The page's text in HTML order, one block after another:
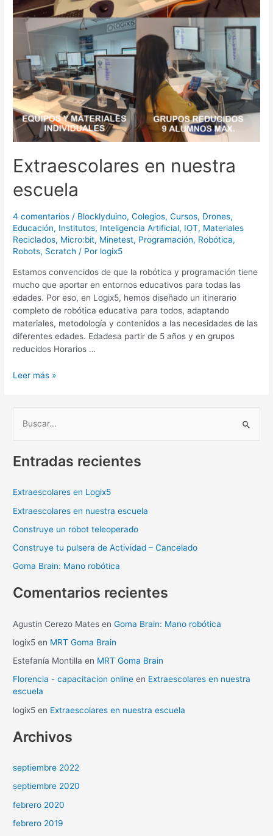
Extraescolares en nuestra
escuela
4 comentarios / Blocklyduino,Colegios,Cursos, Drones,
Educación, Institutos, Inteligencia Artificial, IOT, Materiales
Reciclados, Micro:bit, Minetest, Programación, Robótica,
Robots, Scratch / Por logix5
Estamos convencidos de que la robótica y programación tiene
mucho que aportar en entornos educativos para todas las
edades. Por eso, en Logix5, hemos diseñado un itinerario
completo de robótica educativa para todos, adaptando
materiales, metodología y contenidos a las necesidades de las
diferentes edades. Edadesa partir de 5 años y en grupos
reducidos Horarios …
Leer más »
s
a
r
p
Entradas recientes
Extraescolares en Logix5
Extraescolares en nuestra escuela
Construye un robot teleoperado
Construye tu pulsera de Actividad – Cancelado
Goma Brain: Mano robótica
Comentarios recientes
Agustin Cerezo Mates enGoma Brain: Mano robótica
logix5 en MRT Goma Brain
Estefanía Montilla en MRT Goma Brain
Florencia - capacitacion online en Extraescolares en nuestra
escuela
logix5 en Extraescolares en nuestra escuela
Archivos
septiembre 2022
septiembre 2020
febrero 2020
febrero 2019